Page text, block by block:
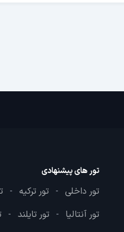
تور های پیشنهادی
تور داخلی - تور ترکیه -
تور آنتالیا - تور تایلند -